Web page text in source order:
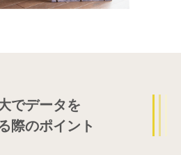
でデータを
際のポイント